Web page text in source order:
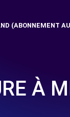
(ABONNEMENT
À